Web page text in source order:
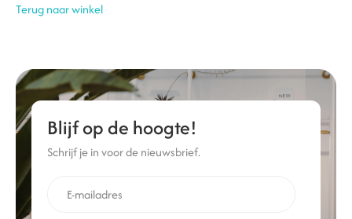
Terug naar winkel
Blijf op de hoogte!
Schrijf je in voor de nieuwsbrief.